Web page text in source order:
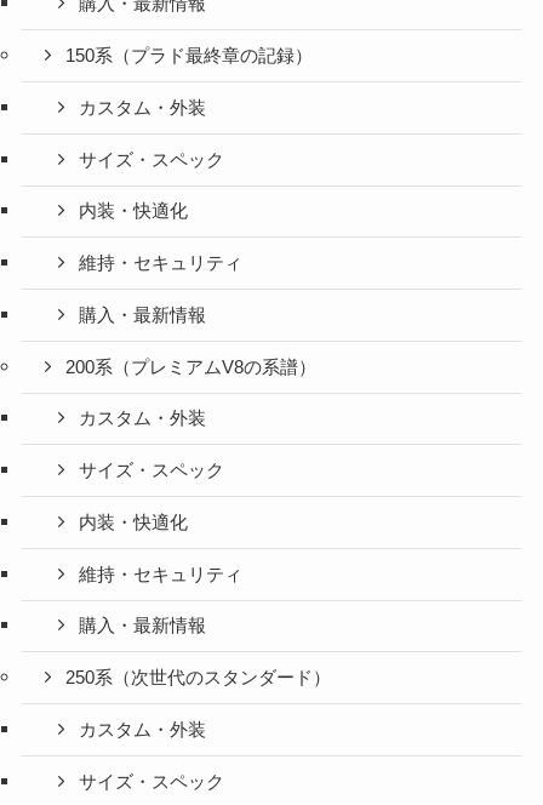
購入・最新情報
150系（プラド最終章の記録）
カスタム・外装
サイズ・スペック
内装・快適化
維持・セキュリティ
購入・最新情報
200系（プレミアムV8の系譜）
カスタム・外装
サイズ・スペック
内装・快適化
維持・セキュリティ
購入・最新情報
250系（次世代のスタンダード）
カスタム・外装
サイズ・スペック